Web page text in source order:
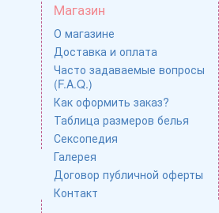
Магазин
О магазине
Доставка и оплата
Часто задаваемые вопросы
(F.A.Q.)
Как оформить заказ?
Таблица размеров белья
Сексопедия
Галерея
Договор публичной оферты
Контакт